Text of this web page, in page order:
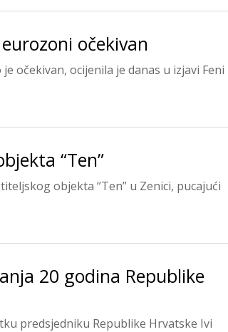
očekivan
očekivan, ocijenila je danas u izjavi Feni
“Ten”
objekta “Ten” u Zenici, pucajući
20 godina Republike
predsjedniku Republike Hrvatske Ivi